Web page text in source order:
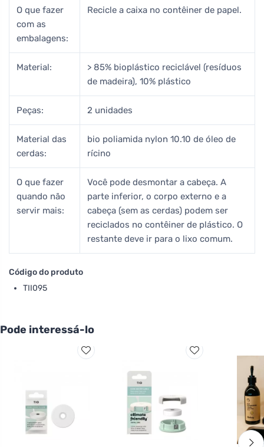
O que fazer
com as
embalagens:
Recicle a caixa no contêiner de papel.
Material:
> 85% bioplástico reciclável (resíduos
de madeira), 10% plástico
Peças: 2 unidades
Material das
cerdas:
bio poliamida nylon 10.10 de óleo de
rícino
O que fazer
quando não
servir mais:
Você pode desmontar a cabeça. A
parte inferior, o corpo externo e a
cabeça (sem as cerdas) podem ser
reciclados no contêiner de plástico. O
restante deve ir para o lixo comum.
Código do produto
TII095
Pode interessá-lo